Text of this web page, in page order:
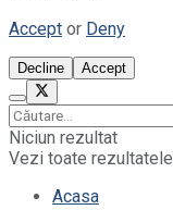
Accept or Deny
Decline Accept
Niciun rezultat
Vezi toate rezultatele
Acasa